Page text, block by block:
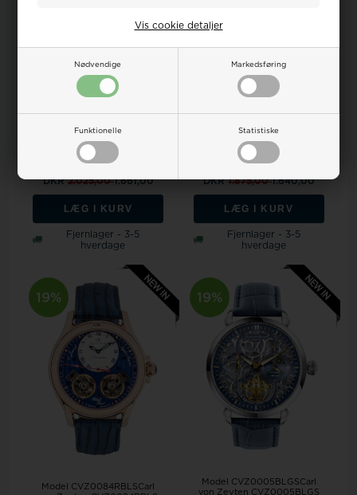
Nødvendige Markedsføring
Funktionelle Statistiske
Vis cookie detaljer
Zeyten CVZ0085BKS herre
Schauinslan...
DKR2.025,001.661,00
LÆG I KURV
Fjernlager - 3-5
hverdage
von Zeyten CVZ0084SBLS
herre Waldhaus ...
DKR1.875,001.640,00
LÆG I KURV
Fjernlager - 3-5
hverdage
19%
Model CVZ0084RBLSCarl
19%
Model CVZ0005BLGSCarl
von Zeyten CVZ0005BLGS